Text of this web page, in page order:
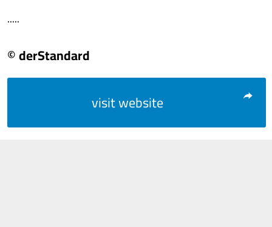
.....
© derStandard
visit website